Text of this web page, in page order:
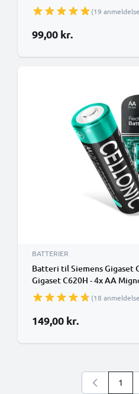
(19
99,00 kr.
BATTERIER
Batteri til Siemens Gigaset
Gigaset C620H - 4x AA
udskiftsningsbatteri
(18
149,00 kr.
Du
1